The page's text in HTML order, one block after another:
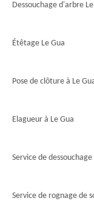
Dessouchage d'arbre
Étêtage Le Gua
Pose de clôture à Le
Elagueur à Le Gua
Service de
Service de rognage de